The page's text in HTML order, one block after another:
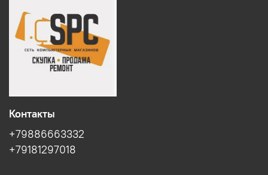
Контакты
+79886663332
+79181297018